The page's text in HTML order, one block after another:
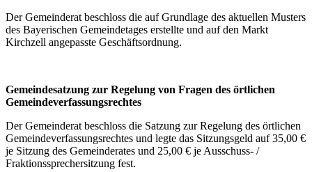
Der Gemeinderat beschloss die auf Grundlage des aktuellen Musters
des Bayerischen Gemeindetages erstellte und auf den Markt
Kirchzell angepasste Geschäftsordnung.
Gemeindesatzung zur Regelung von Fragen des örtlichen
Gemeindeverfassungsrechtes
Der Gemeinderat beschloss die Satzung zur Regelung des örtlichen
Gemeindeverfassungsrechtes und legte das Sitzungsgeld auf 35,00 €
je Sitzung des Gemeinderates und 25,00 € je Ausschuss- /
Fraktionssprechersitzung fest.